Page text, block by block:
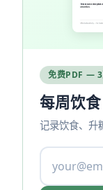
免费PDF —
每周饮
记录饮食、升